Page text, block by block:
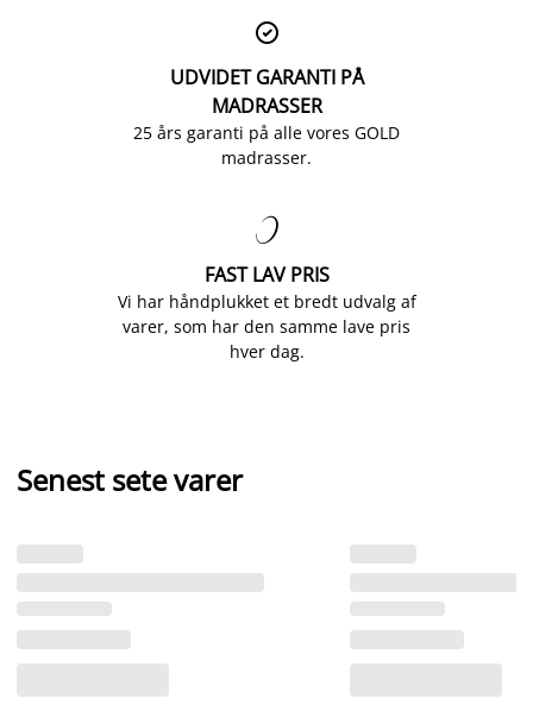

UDVIDET GARANTI PÅ
MADRASSER
25 års garanti på alle vores GOLD
madrasser.

FAST LAV PRIS
Vi har håndplukket et bredt udvalg af
varer, som har den samme lave pris
hver dag.
Senest sete varer